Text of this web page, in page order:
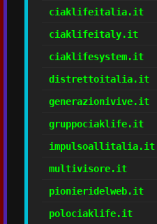
ciaklifeitalia.it
ciaklifeitaly.it
ciaklifesystem.it
distrettoitalia.it
generazionivive.it
gruppociaklife.it
impulsoallitalia.it
multivisore.it
pionieridelweb.it
polociaklife.it